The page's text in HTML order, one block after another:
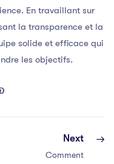
En travaillant sur
la transparence et la
solide et efficace qui
les objectifs.
Next
Comment